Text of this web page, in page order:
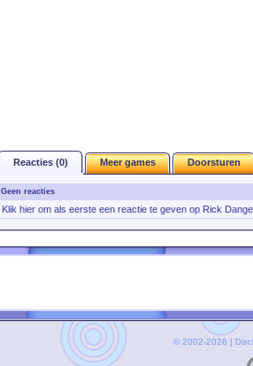
Reacties (0) Meer games Doorsturen
Geen reacties
Klik hier om als eerste een reactie te geven op Rick
© 2002-2026 |